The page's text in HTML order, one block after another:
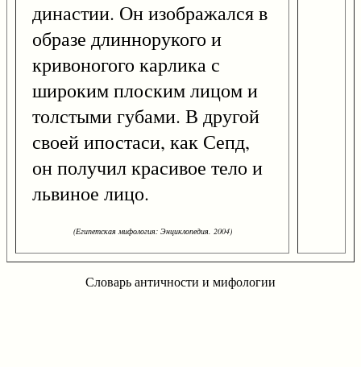
династии. Он изображался в
образе длиннорукого и
кривоногого карлика с
широким плоским лицом и
толстыми губами. В другой
своей ипостаси, как Сепд,
он получил красивое тело и
львиное лицо.
(Египетская мифология: Энциклопедия. 2004)
Словарь античности и мифологии